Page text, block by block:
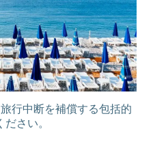
行中断を補償する包括的
さい。